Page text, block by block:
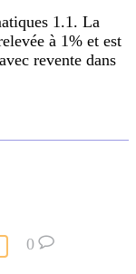
1.1. La
à 1% et est
revente dans
0